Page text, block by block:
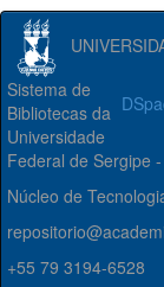
Sistema de
Bibliotecas da
Universidade
Federal de Sergipe
Núcleo de
+55 79 3194-6528